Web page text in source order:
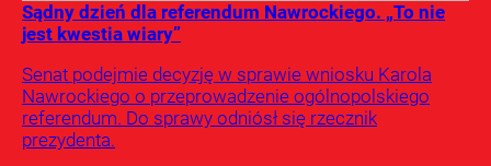
Sądny dzień dla referendum Nawrockiego. „To nie
jest kwestia wiary”
Senat podejmie decyzję w sprawie wniosku Karola
Nawrockiego o przeprowadzenie ogólnopolskiego
referendum. Do sprawy odniósł się rzecznik
prezydenta.